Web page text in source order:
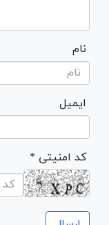
نام
ایمیل
* کد امنیتی